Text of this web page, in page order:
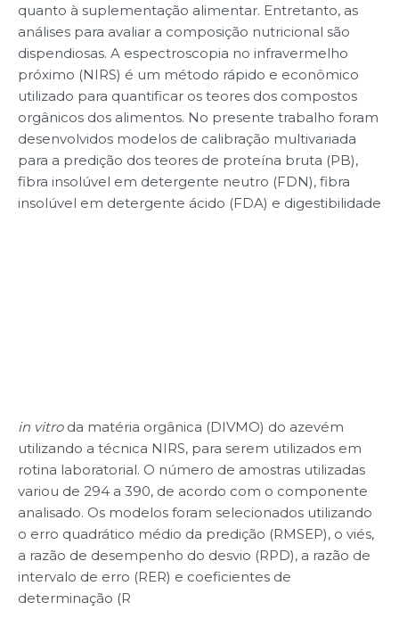
quanto à suplementação alimentar. Entretanto, as
análises para avaliar a composição nutricional são
dispendiosas. A espectroscopia no infravermelho
próximo (NIRS) é um método rápido e econômico
utilizado para quantificar os teores dos compostos
orgânicos dos alimentos. No presente trabalho foram
desenvolvidos modelos de calibração multivariada
para a predição dos teores de proteína bruta (PB),
fibra insolúvel em detergente neutro (FDN), fibra
insolúvel em detergente ácido (FDA) e digestibilidade
in vitroda matéria orgânica (DIVMO) do azevém
utilizando a técnica NIRS, para serem utilizados em
rotina laboratorial. O número de amostras utilizadas
variou de 294 a 390, de acordo com o componente
analisado. Os modelos foram selecionados utilizando
o erro quadrático médio da predição (RMSEP), o viés,
a razão de desempenho do desvio (RPD), a razão de
intervalo de erro (RER) e coeficientes de
determinação (R